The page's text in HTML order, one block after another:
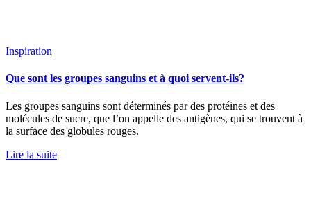
Inspiration
Que sont les groupes sanguins et à quoi servent-ils?
Les groupes sanguins sont déterminés par des protéines et des
molécules de sucre, que l’on appelle des antigènes, qui se trouvent à
la surface des globules rouges.
Lire la suite